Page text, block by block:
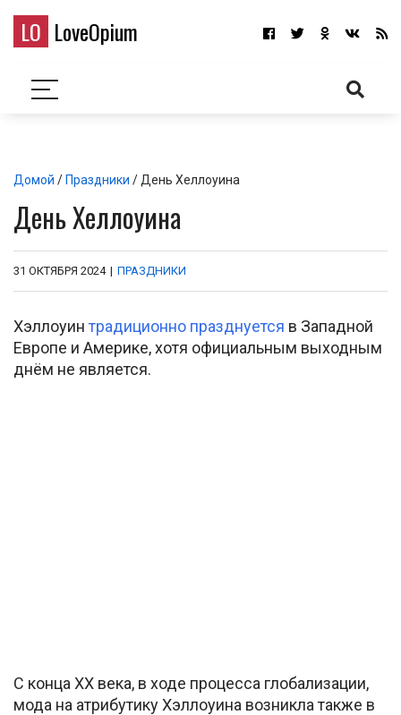
LO LoveOpium
Домой / Праздники / День Хеллоуина
День Хеллоуина
31 ОКТЯБРЯ 2024 | ПРАЗДНИКИ
Хэллоуинтрадиционно празднуется в Западной
Европе и Америке, хотя официальным выходным
днём не является.
С конца XX века, в ходе процесса глобализации,
мода на атрибутику Хэллоуина возникла также в